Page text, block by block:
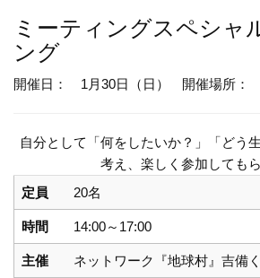
ミーティングスペシャ
ング
開催日： 1月30日（日） 開催場所：
自分として「何をしたいか？」「どう
考え、楽しく参加してもら
定員
20名
時間 14:00～17:00
主催 ネットワーク『地球村』吉備